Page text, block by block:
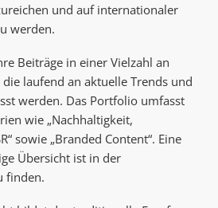
und auf internationaler
werden.
Beiträge in einer Vielzahl an
laufend an aktuelle Trends und
werden. Das Portfolio umfasst
wie „Nachhaltigkeit,
sowie „Branded Content“. Eine
Übersicht ist in der
finden.